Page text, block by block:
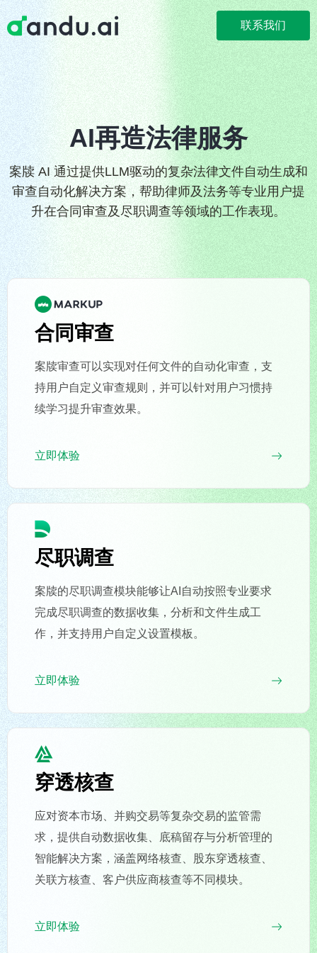
联系我们
AI再造法律服务
案牍 AI 通过提供LLM驱动的复杂法律文件自动生成和
审查自动化解决方案，帮助律师及法务等专业用户提
升在合同审查及尽职调查等领域的工作表现。
合同审查
案牍审查可以实现对任何文件的自动化审查，支
持用户自定义审查规则，并可以针对用户习惯持
续学习提升审查效果。
立即体验
尽职调查
案牍的尽职调查模块能够让AI自动按照专业要求
完成尽职调查的数据收集，分析和文件生成工
作，并支持用户自定义设置模板。
立即体验
穿透核查
应对资本市场、并购交易等复杂交易的监管需
求，提供自动数据收集、底稿留存与分析管理的
智能解决方案，涵盖网络核查、股东穿透核查、
关联方核查、客户供应商核查等不同模块。
立即体验